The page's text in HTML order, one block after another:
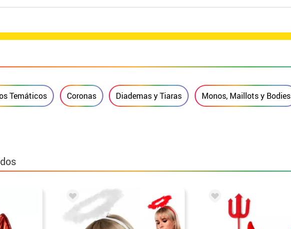
Temáticos Coronas Diademas y Tiaras Monos, Maillots y Bodies